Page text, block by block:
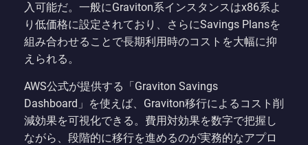
入可能だ。一般にGraviton系インスタンスはx86系よ
り低価格に設定されており、さらにSavings Plansを
組み合わせることで長期利用時のコストを大幅に抑
えられる。
AWS公式が提供する「Graviton Savings
Dashboard」を使えば、Graviton移行によるコスト削
減効果を可視化できる。費用対効果を数字で把握し
ながら、段階的に移行を進めるのが実務的なアプロ